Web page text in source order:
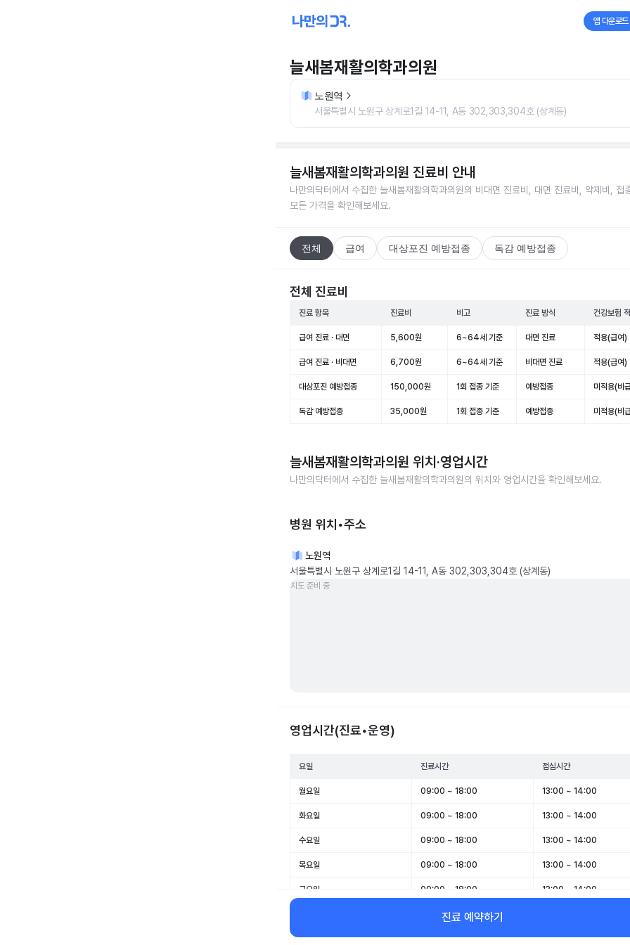
앱 다운로드
늘새봄재활의학과의원
노원역
서울특별시 노원구 상계로1길 14-11, A동 302,303,304호 (상계동)
늘새봄재활의학과의원 진료비 안내
나만의닥터에서 수집한 늘새봄재활의학과의원의 비대면 진료비, 대면 진료비, 약제비, 접
모든 가격을 확인해보세요.
전체 급여 대상포진 예방접종 독감 예방접종
전체 진료비
진료 항목 진료비 비고 진료 방식 건강보험
급여 진료 · 대면 5,600원 6~64세 기준 대면 진료 적용(급여)
급여 진료 · 비대면 6,700원 6~64세 기준 비대면 진료 적용(급여)
대상포진 예방접종 150,000원 1회 접종 기준 예방접종 미적용(비
독감 예방접종 35,000원 1회 접종 기준 예방접종 미적용(비
늘새봄재활의학과의원 위치·영업시간
나만의닥터에서 수집한 늘새봄재활의학과의원의 위치와 영업시간을 확인해보세요.
병원 위치•주소
노원역
서울특별시 노원구 상계로1길 14-11, A동 302,303,304호 (상계동)
지도 준비 중
영업시간(진료•운영)
요일 진료시간 점심시간
월요일 09:00 ~ 18:00 13:00 ~ 14:00
화요일 09:00 ~ 18:00 13:00 ~ 14:00
수요일 09:00 ~ 18:00 13:00 ~ 14:00
목요일 09:00 ~ 18:00 13:00 ~ 14:00
금요일 09:00 ~ 18:00 13:00 ~ 14:00
09:00 ~ 13:00
일요일 휴무 -
진료 예약하기